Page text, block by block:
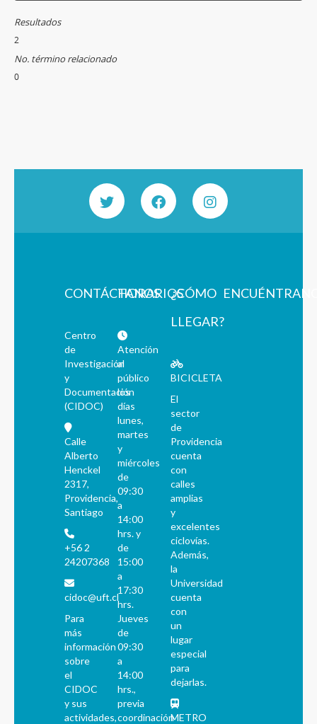
Resultados
2
No. término relacionado
0
CONTÁCTANOS
Centro
de
Investigación
y
Documentación
(CIDOC)
Calle
Alberto
Henckel
2317,
Providencia,
Santiago
+56 2
24207368
cidoc@uft.cl
Para
más
información
sobre
el
CIDOC
y sus
actividades,
HORARIOS
Atención
al
público
los
días
lunes,
martes
y
miércoles
de
09:30
a
14:00
hrs. y
de
15:00
a
17:30
hrs.
Jueves
de
09:30
a
14:00
hrs.,
previa
coordinación
¿CÓMO
LLEGAR?
BICICLETA
El
sector
de
Providencia
cuenta
con
calles
amplias
y
excelentes
ciclovías.
Además,
la
Universidad
cuenta
con
un
lugar
especial
para
dejarlas.
METRO